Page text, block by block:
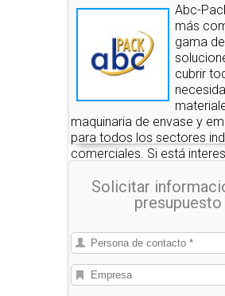
Abc-
más
gama de
cubrir
maquinaria de envase y
para todos los sectores
comerciales. Si está
le pondremos en contacto
empresas que se los pueden
Solicitar
presupuesto